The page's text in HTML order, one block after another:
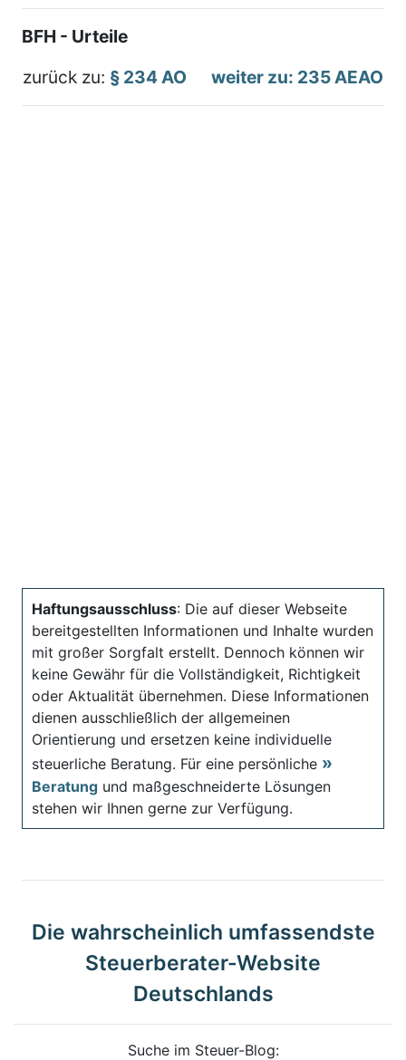
BFH - Urteile
zurück zu: § 234 AO weiter zu: 235 AEAO
Haftungsausschluss: Die auf dieser Webseite
bereitgestellten Informationen und Inhalte wurden
mit großer Sorgfalt erstellt. Dennoch können wir
keine Gewähr für die Vollständigkeit, Richtigkeit
oder Aktualität übernehmen. Diese Informationen
dienen ausschließlich der allgemeinen
Orientierung und ersetzen keine individuelle
steuerliche Beratung. Für eine persönliche
Beratung und maßgeschneiderte Lösungen
stehen wir Ihnen gerne zur Verfügung.
Die wahrscheinlich umfassendste
Steuerberater-Website
Deutschlands
Suche im Steuer-Blog: